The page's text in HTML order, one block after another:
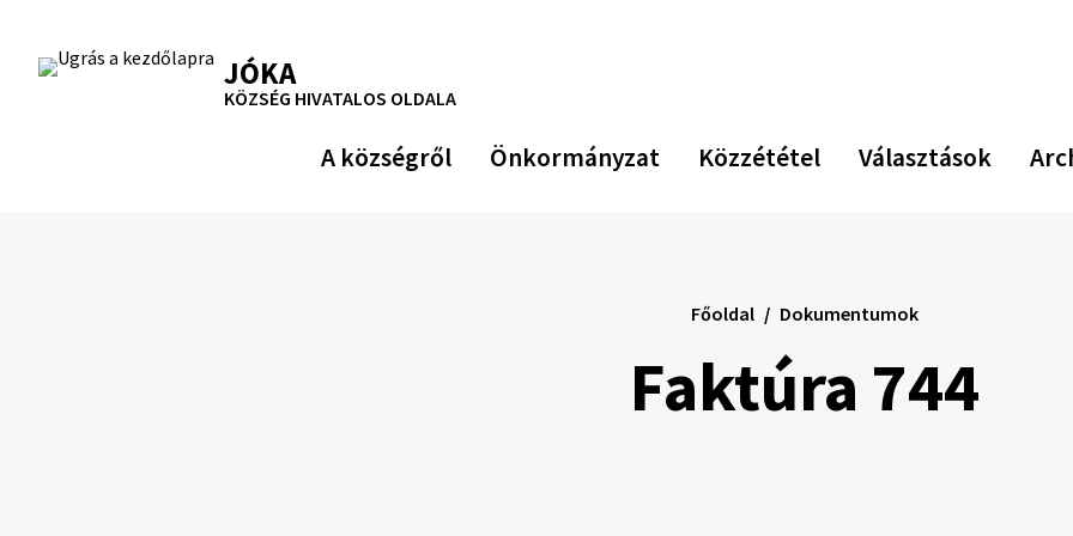
tartalomra
RSS Oldaltérkép
Nyomtatás JÓKA
KÖZSÉG HIVATALOS OLDALA
A községről Önkormányzat Közzététel Választások
Faktúra 744
Főoldal Dokumentumok